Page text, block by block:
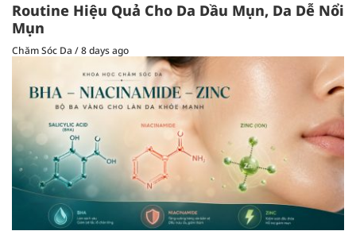
Routine Hiệu Quả Cho Da Dầu Mụn, Da Dễ Nổi
Mụn
Chăm Sóc Da /8 days ago